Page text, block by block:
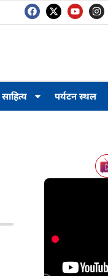
साहित्य पर्यटन स्थल